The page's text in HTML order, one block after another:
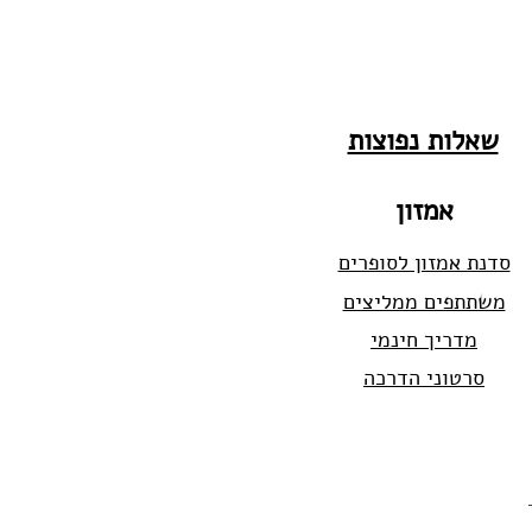
שאלות נפוצות
אמזון
סדנת אמזון לסופרים
משתתפים ממליצים
מדריך חינמי
סרטוני הדרכה